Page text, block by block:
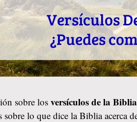
sobre los versículos de la
lo que dice la Biblia acerca